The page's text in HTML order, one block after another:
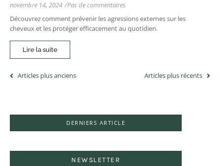
novembre 14, 2024 /Pas de commentaires
Découvrez comment prévenir les agressions externes sur les
cheveux et les protéger efficacement au quotidien.
Lire la suite
Articles plus anciens Articles plus récents
DERNIERS ARTICLE
NEWSLETTER